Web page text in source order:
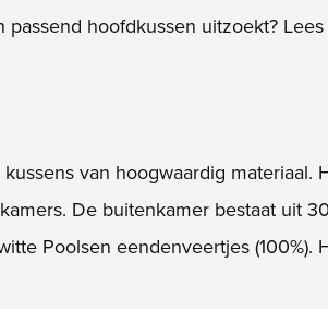
hoofdkussen uitzoekt?
van hoogwaardig
De buitenkamer bestaat uit
Poolsen eendenveertjes